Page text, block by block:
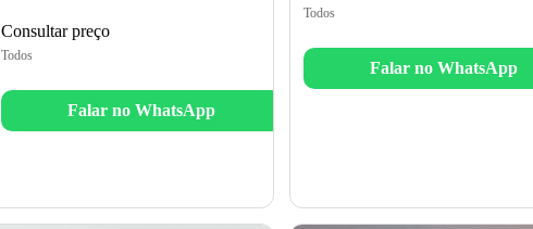
Consultar preço
Todos
Falar no WhatsApp
Todos
Falar no WhatsApp